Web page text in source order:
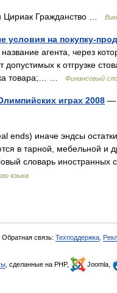
Гражданство …
условия на покупку-
агента, через
допустимых к отгрузке
товара;… …
Финансовый
играх 2008 —
ends) иначе эндсы
в тарной, мебельной и
словарь
языка
Обратная связь: Техподдержка
, сделанные на PHP, Joomla,